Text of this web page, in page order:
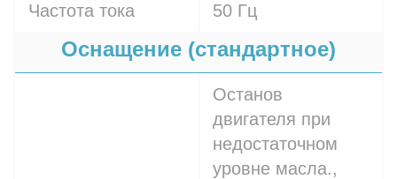
Частота тока 50 Гц
Оснащение (стандартное)
Останов
двигателя при
недостаточном
уровне масла.,